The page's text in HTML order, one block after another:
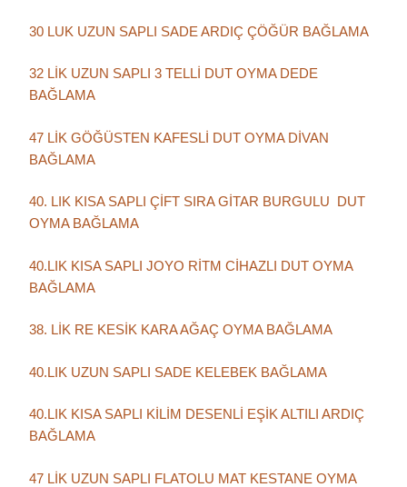
30 LUK UZUN SAPLI SADE ARDIÇ ÇÖĞÜR BAĞLAMA
32 LİK UZUN SAPLI 3 TELLİ DUT OYMA DEDE
BAĞLAMA
47 LİK GÖĞÜSTEN KAFESLİ DUT OYMA DİVAN
BAĞLAMA
40. LIK KISA SAPLI ÇİFT SIRA GİTAR BURGULU DUT
OYMA BAĞLAMA
40.LIK KISA SAPLI JOYO RİTM CİHAZLI DUT OYMA
BAĞLAMA
38. LİK RE KESİK KARA AĞAÇ OYMA BAĞLAMA
40.LIK UZUN SAPLI SADE KELEBEK BAĞLAMA
40.LIK KISA SAPLI KİLİM DESENLİ EŞİK ALTILI ARDIÇ
BAĞLAMA
47 LİK UZUN SAPLI FLATOLU MAT KESTANE OYMA